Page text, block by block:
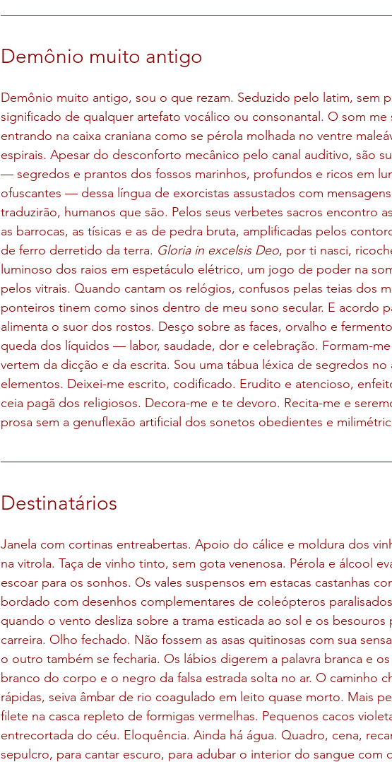
Demônio muito antigo
Demônio muito antigo, sou o que rezam. Seduzido pelo latim, sem
significado de qualquer artefato vocálico ou consonantal. O som me
entrando na caixa craniana como se pérola molhada no ventre
espirais. Apesar do desconforto mecânico pelo canal auditivo, são
— segredos e prantos dos fossos marinhos, profundos e ricos em
ofuscantes — dessa língua de exorcistas assustados com
traduzirão, humanos que são. Pelos seus verbetes sacros encontro
as barrocas, as tísicas e as de pedra bruta, amplificadas pelos
de ferro derretido da terra. Gloria in excelsis Deo, por ti nasci,
luminoso dos raios em espetáculo elétrico, um jogo de poder na
pelos vitrais. Quando cantam os relógios, confusos pelas teias dos
ponteiros tinem como sinos dentro de meu sono secular. E acordo
alimenta o suor dos rostos. Desço sobre as faces, orvalho e
queda dos líquidos — labor, saudade, dor e celebração. Formam-
vertem da dicção e da escrita. Sou uma tábua léxica de segredos
elementos. Deixei-me escrito, codificado. Erudito e atencioso,
ceia pagã dos religiosos. Decora-me e te devoro. Recita-me e
prosa sem a genuflexão artificial dos sonetos obedientes e
Destinatários
Janela com cortinas entreabertas. Apoio do cálice e moldura dos
na vitrola. Taça de vinho tinto, sem gota venenosa. Pérola e álcool
escoar para os sonhos. Os vales suspensos em estacas castanhas
bordado com desenhos complementares de coleópteros
quando o vento desliza sobre a trama esticada ao sol e os besouros
carreira. Olho fechado. Não fossem as asas quitinosas com sua
o outro também se fecharia. Os lábios digerem a palavra branca e
branco do corpo e o negro da falsa estrada solta no ar. O caminho
rápidas, seiva âmbar de rio coagulado em leito quase morto. Mais
filete na casca repleto de formigas vermelhas. Pequenos cacos
entrecortada do céu. Eloquência. Ainda há água. Quadro, cena,
sepulcro, para cantar escuro, para adubar o interior do sangue com